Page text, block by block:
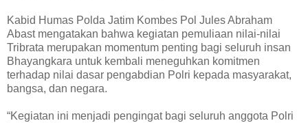
Kabid Humas Polda Jatim Kombes Pol Jules Abraham
Abast mengatakan bahwa kegiatan pemuliaan nilai-nilai
Tribrata merupakan momentum penting bagi seluruh insan
Bhayangkara untuk kembali meneguhkan komitmen
terhadap nilai dasar pengabdian Polri kepada masyarakat,
bangsa, dan negara.
“Kegiatan ini menjadi pengingat bagi seluruh anggota Polri